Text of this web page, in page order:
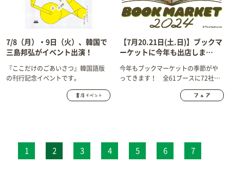
7/8（月）・9日（火）、韓国で
三島邦弘がイベント出演！
『ここだけのごあいさつ』韓国語版
の刊行記念イベントです。
【7月20.21日(土.日)】ブックマ
ーケットに今年も出店しま
浅草・台東館
今年もブックマーケットの季節がや
ってきます！ 全61ブースに72社が
出店する、本好きのためのお祭りで
1 2 3 4 5 6 7